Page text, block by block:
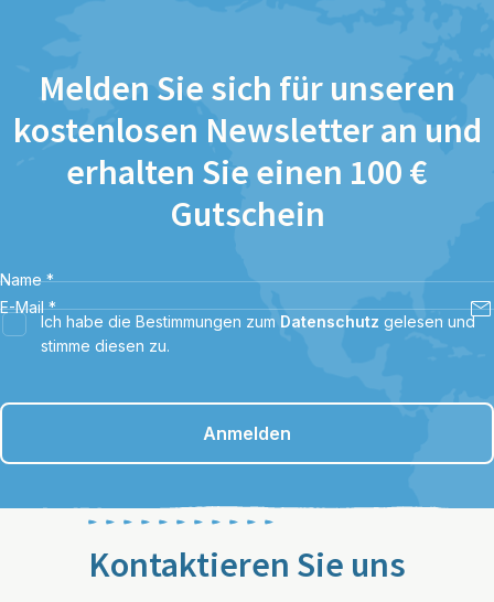
Melden Sie sich für unseren
kostenlosen Newsletter an und
erhalten Sie einen 100 €
Gutschein
Name *
E-Mail *
Ich habe die Bestimmungen zum Datenschutz gelesen und
stimme diesen zu.
Anmelden
Kontaktieren Sie uns